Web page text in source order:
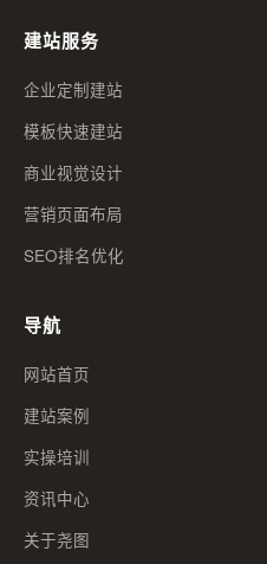
建站服务
企业定制建站
模板快速建站
商业视觉设计
营销页面布局
SEO排名优化
导航
网站首页
建站案例
实操培训
资讯中心
关于尧图